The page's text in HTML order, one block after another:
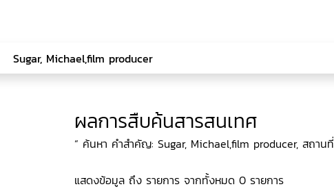
ผลการสืบค้นสารสนเทศ
“ ค้นหา คำสำคัญ: Sugar, Michael,film producer, สถาน
แสดงข้อมูล ถึง รายการ จากทั้งหมด 0 รายการ